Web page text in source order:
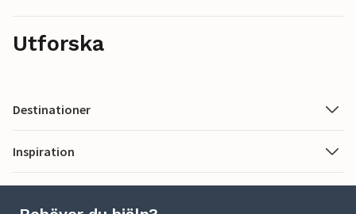
Utforska
Destinationer
Inspiration